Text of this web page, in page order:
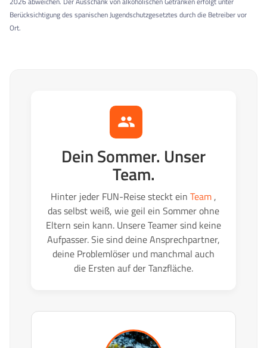
Berücksichtigung des spanischen Jugendschutzgesetztes durch die Betreiber vor
Ort.
Dein Sommer. Unser
Team.
Hinter jeder FUN-Reise steckt ein Team,
das selbst weiß, wie geil ein Sommer ohne
Eltern sein kann. Unsere Teamer sind keine
Aufpasser. Sie sind deine Ansprechpartner,
deine Problemlöser und manchmal auch
die Ersten auf der Tanzfläche.